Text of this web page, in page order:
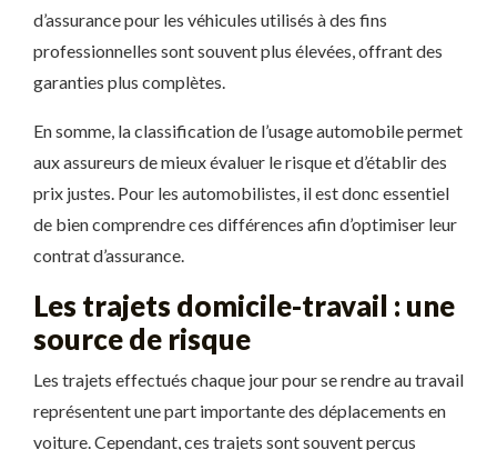
d’assurance pour les véhicules utilisés à des fins
professionnelles sont souvent plus élevées, offrant des
garanties plus complètes.
En somme, la classification de l’usage automobile permet
aux assureurs de mieux évaluer le risque et d’établir des
prix justes. Pour les automobilistes, il est donc essentiel
de bien comprendre ces différences afin d’optimiser leur
contrat d’assurance.
Les trajets domicile-travail : une
source de risque
Les trajets effectués chaque jour pour se rendre au travail
représentent une part importante des déplacements en
voiture. Cependant, ces trajets sont souvent perçus